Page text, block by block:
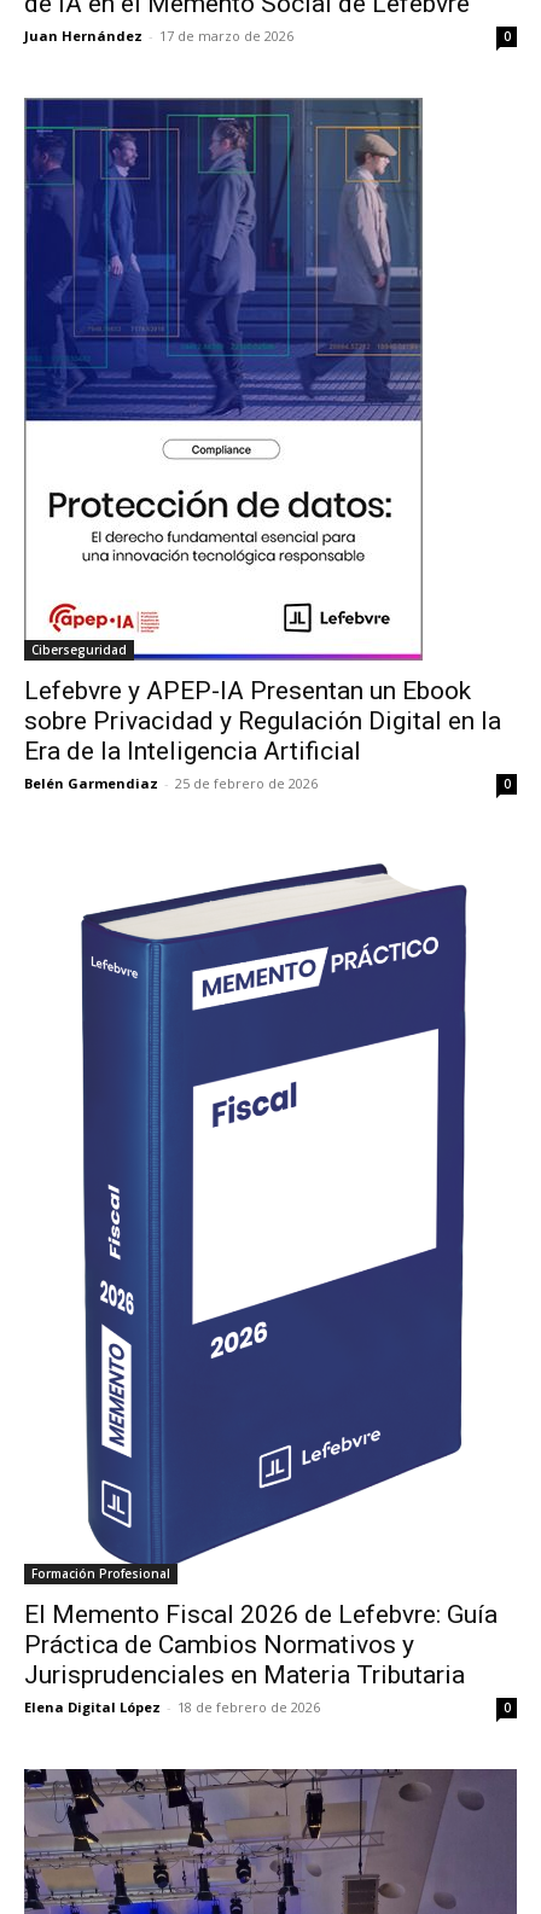
Juan Hernández - 17 de marzo de 2026 0
Ciberseguridad
Lefebvre y APEP-IA Presentan un Ebook
sobre Privacidad y Regulación Digital en la
Era de la Inteligencia Artificial
Belén Garmendiaz - 25 de febrero de 2026 0
Formación Profesional
El Memento Fiscal 2026 de Lefebvre: Guía
Práctica de Cambios Normativos y
Jurisprudenciales en Materia Tributaria
Elena Digital López - 18 de febrero de 2026 0